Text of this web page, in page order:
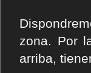
zona. Por
arriba,